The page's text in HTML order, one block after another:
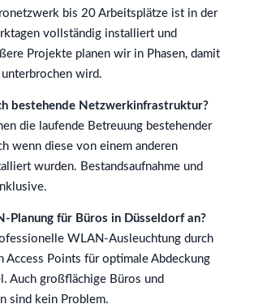
bis 20 Arbeitsplätze ist in der
vollständig installiert und
Projekte planen wir in Phasen, damit
wird.
bestehende Netzwerkinfrastruktur?
die laufende Betreuung bestehender
wenn diese von einem anderen
wurden. Bestandsaufnahme und
Planung für Büros in Düsseldorf an?
WLAN-Ausleuchtung durch
Access Points für optimale Abdeckung
Auch großflächige Büros und
sind kein Problem.